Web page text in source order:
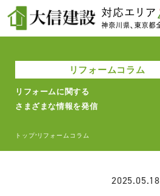
リフォームコラム
リフォームに関する
さまざまな情報を発信
トップ>リフォームコラム
2025.05.18